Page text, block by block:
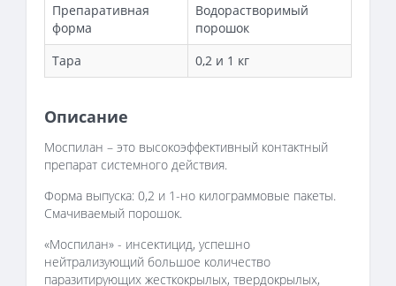
Препаративная
форма
Водорастворимый
порошок
Тара
0,2 и 1 кг
Описание
Моспилан – это высокоэффективный контактный
препарат системного действия.
Форма выпуска: 0,2 и 1-но килограммовые пакеты.
Смачиваемый порошок.
«Моспилан» - инсектицид, успешно
нейтрализующий большое количество
паразитирующих жесткокрылых, твердокрылых,